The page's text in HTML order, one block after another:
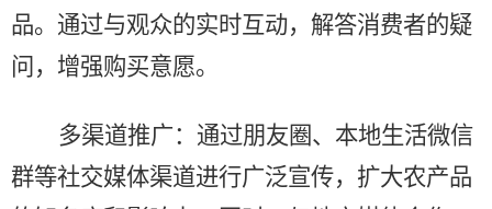
品。通过与观众的实时互动，解答消费者的疑
问，增强购买意愿。
多渠道推广：通过朋友圈、本地生活微信
群等社交媒体渠道进行广泛宣传，扩大农产品